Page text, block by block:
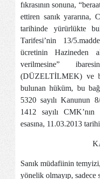
fıkrasının sonuna,
ettiren sanık yararına,
tarihinde yürürlükte
Tarifesi’nin 13/
ücretinin Hazineden
verilmesine”
(DÜZELTİLMEK) ve
bulunan hüküm, bu
5320 sayılı Kanunun 8/
1412 sayılı CMK’nın
esasına, 11.03.2013
Sanık müdafiinin
yönelik olmayıp, sadece